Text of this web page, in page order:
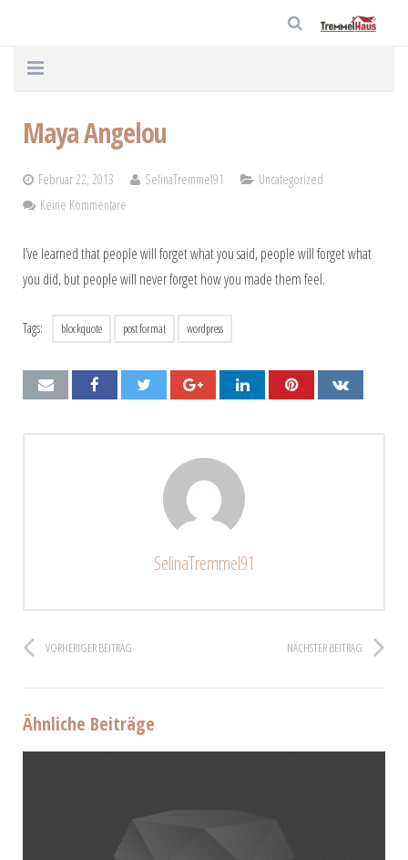
Unternehmen
Häuser
Aktuelles
Kontakt
Maya Angelou
Februar 22, 2013 SelinaTremmel91
Uncategorized
Keine Kommentare
I’ve learned that people will forget what you said, people will forget what
you did, but people will never forget how you made them feel.
Tags: blockquote post format wordpress
SelinaTremmel91
VORHERIGER BEITRAG NÄCHSTER BEITRAG
Ähnliche Beiträge